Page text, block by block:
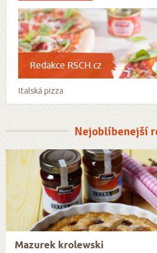
Redakce RSCH.cz
Italská pizza
Nejoblíbenejší
Mazurek krolewski